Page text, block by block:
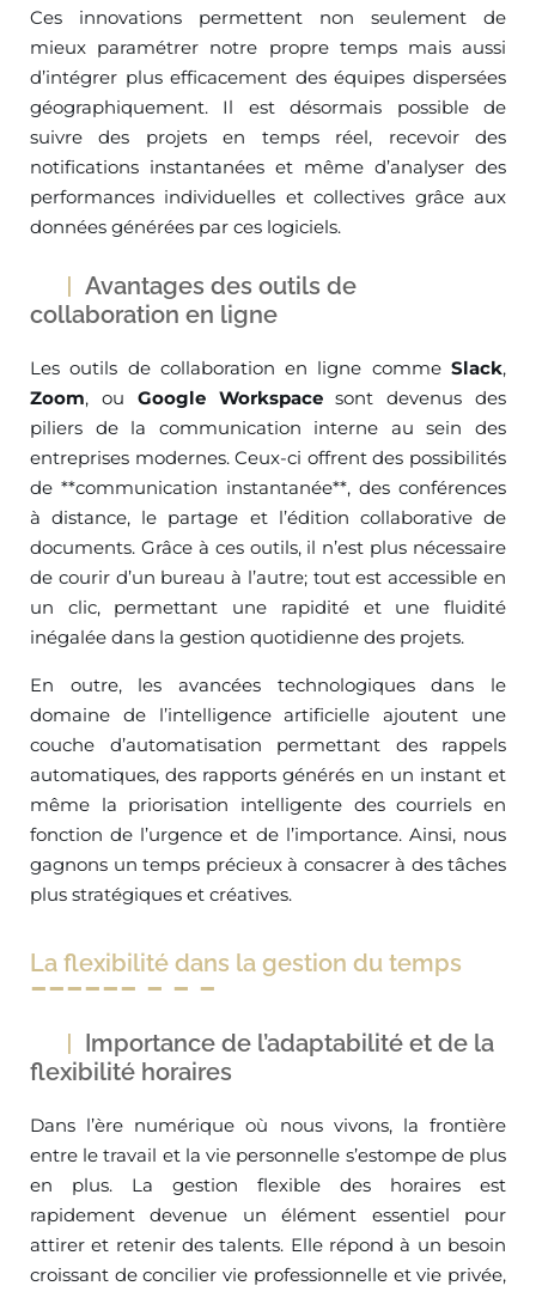
Ces innovations permettent non seulement de
mieux paramétrer notre propre temps mais aussi
d’intégrer plus efficacement des équipes dispersées
géographiquement. Il est désormais possible de
suivre des projets en temps réel, recevoir des
notifications instantanées et même d’analyser des
performances individuelles et collectives grâce aux
données générées par ces logiciels.
Avantages des outils de
collaboration en ligne
Les outils de collaboration en ligne comme Slack,
Zoom, ou Google Workspacesont devenus des
piliers de la communication interne au sein des
entreprises modernes. Ceux-ci offrent des possibilités
de **communication instantanée**, des conférences
à distance, le partage et l’édition collaborative de
documents. Grâce à ces outils, il n’est plus nécessaire
de courir d’un bureau à l’autre; tout est accessible en
un clic, permettant une rapidité et une fluidité
inégalée dans la gestion quotidienne des projets.
En outre, les avancées technologiques dans le
domaine de l’intelligence artificielle ajoutent une
couche d’automatisation permettant des rappels
automatiques, des rapports générés en un instant et
même la priorisation intelligente des courriels en
fonction de l’urgence et de l’importance. Ainsi, nous
gagnons un temps précieux à consacrer à des tâches
plus stratégiques et créatives.
La flexibilité dans la gestion du temps
Importance de l’adaptabilité et de la
flexibilité horaires
Dans l’ère numérique où nous vivons, la frontière
entre le travail et la vie personnelle s’estompe de plus
en plus. La gestion flexible des horaires est
rapidement devenue un élément essentiel pour
attirer et retenir des talents. Elle répond à un besoin
croissant de concilier vie professionnelle et vie privée,